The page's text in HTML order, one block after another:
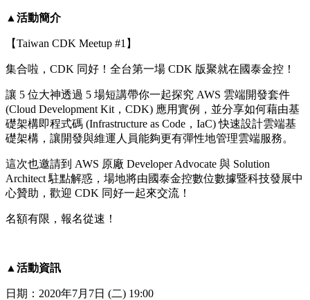
▲活動簡介
【Taiwan CDK Meetup #1】
集合啦，CDK 同好！全台第一場 CDK 版聚就在國泰金控！
讓 5 位大神透過 5 場短講帶你一起探究 AWS 雲端開發套件
(Cloud Development Kit，CDK) 應用實例，並分享如何藉由基
礎架構即程式碼 (Infrastructure as Code，IaC) 快速設計雲端基
礎架構，讓開發與維運人員能夠更有彈性地管理雲端服務。
這次也邀請到 AWS 原廠 Developer Advocate 與 Solution
Architect 駐點解惑，場地將由國泰金控數位數據暨科技發展中
心贊助，歡迎 CDK 同好一起來交流！
名額有限，報名從速！
▲活動資訊
日期：2020年7月7日 (二) 19:00